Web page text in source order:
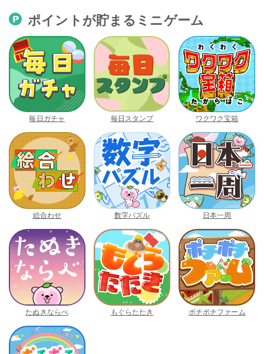
ポイントが貯まるミニゲーム
毎日ガチャ 毎日スタンプ ワクワク宝箱
絵合わせ 数字パズル 日本一周
たぬきならべ もぐらたたき ポチポチファーム